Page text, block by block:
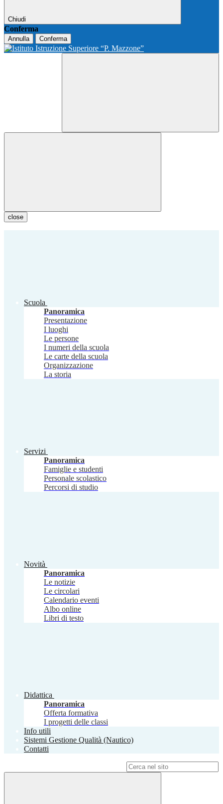
Chiudi
Conferma
Annulla Conferma
close
Scuola
Panoramica
Presentazione
I luoghi
Le persone
I numeri della scuola
Le carte della scuola
Organizzazione
La storia
Servizi
Panoramica
Famiglie e studenti
Personale scolastico
Percorsi di studio
Novità
Panoramica
Le notizie
Le circolari
Calendario eventi
Albo online
Libri di testo
Didattica
Panoramica
Offerta formativa
I progetti delle classi
Info utili
Sistemi Gestione Qualità (Nautico)
Contatti